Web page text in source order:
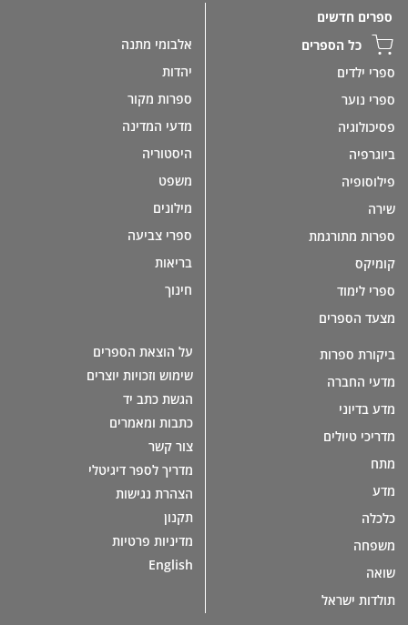
ספרים חדשים
כל הספרים
ספרי ילדים
ספרי נוער
פסיכולוגיה
ביוגרפיה
פילוסופיה
שירה
ספרות מתורגמת
קומיקס
ספרי לימוד
מצעד הספרים
ביקורת ספרות
מדעי החברה
מדע בדיוני
מדריכי טיולים
מתח
מדע
כלכלה
משפחה
שואה
תולדות ישראל
אלבומי מתנה
יהדות
ספרות מקור
מדעי המדינה
היסטוריה
משפט
מילונים
ספרי צביעה
בריאות
חינוך
על הוצאת הספרים
שימוש וזכויות יוצרים
הגשת כתב יד
כתבות ומאמרים
צור קשר
מדריך לספר דיגיטלי
הצהרת נגישות
תקנון
מדיניות פרטיות
English